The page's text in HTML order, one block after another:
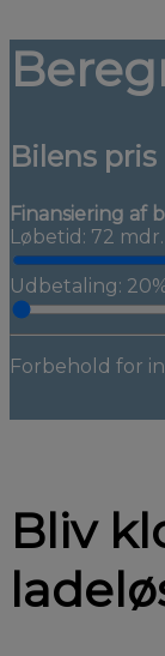
Bilens pris
Finansiering af
Løbetid: 72 mdr.
Udbetaling:
Forbehold for
Bliv